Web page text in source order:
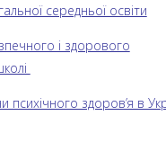
середньої освіти
і здорового
здоров’я в